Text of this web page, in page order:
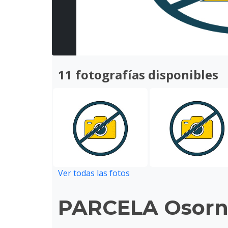
11 fotografías disponibles
Ver todas las fotos
PARCELA